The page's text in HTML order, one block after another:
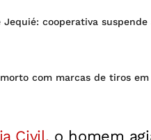
Jequié: cooperativa
com marcas de tiros
Civil, o homem